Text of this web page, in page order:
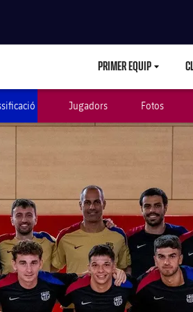
PRIMER EQUIP
Jugadors Fotos